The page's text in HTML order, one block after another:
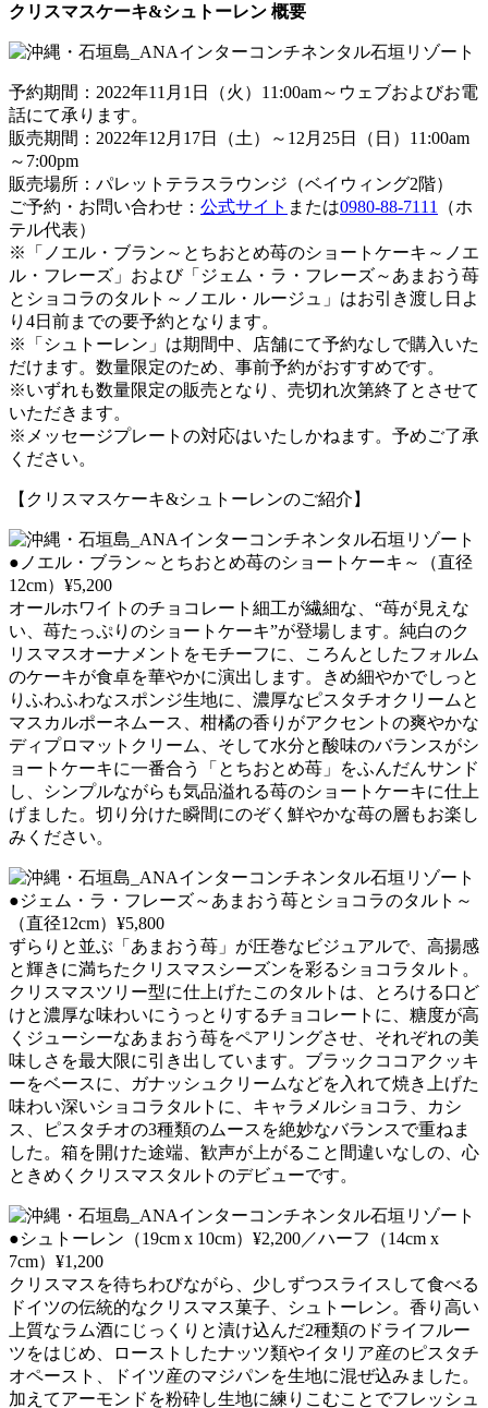
クリスマスケーキ&シュトーレン 概要
予約期間：2022年11月1日（火）11:00am～ウェブおよびお電
話にて承ります。
販売期間：2022年12月17日（土）～12月25日（日）11:00am
～7:00pm
販売場所：パレットテラスラウンジ（ベイウィング2階）
ご予約・お問い合わせ： 公式サイト または0980-88-7111
（ホ
テル代表）
※「ノエル・ブラン～とちおとめ苺のショートケーキ～ノエ
ル・フレーズ」および「ジェム・ラ・フレーズ～あまおう苺
とショコラのタルト～ノエル・ルージュ」はお引き渡し日よ
り4日前までの要予約となります。
※「シュトーレン」は期間中、店舗にて予約なしで購入いた
だけます。数量限定のため、事前予約がおすすめです。
※いずれも数量限定の販売となり、売切れ次第終了とさせて
いただきます。
※メッセージプレートの対応はいたしかねます。予めご了承
ください。
【クリスマスケーキ&シュトーレンのご紹介】
●ノエル・ブラン～とちおとめ苺のショートケーキ～（直径
12cm）¥5,200
オールホワイトのチョコレート細工が繊細な、“苺が見えな
い、苺たっぷりのショートケーキ”が登場します。純白のク
リスマスオーナメントをモチーフに、ころんとしたフォルム
のケーキが食卓を華やかに演出します。きめ細やかでしっと
りふわふわなスポンジ生地に、濃厚なピスタチオクリームと
マスカルポーネムース、柑橘の香りがアクセントの爽やかな
ディプロマットクリーム、そして水分と酸味のバランスがシ
ョートケーキに一番合う「とちおとめ苺」をふんだんサンド
し、シンプルながらも気品溢れる苺のショートケーキに仕上
げました。切り分けた瞬間にのぞく鮮やかな苺の層もお楽し
みください。
●ジェム・ラ・フレーズ～あまおう苺とショコラのタルト～
（直径12cm）¥5,800
ずらりと並ぶ「あまおう苺」が圧巻なビジュアルで、高揚感
と輝きに満ちたクリスマスシーズンを彩るショコラタルト。
クリスマスツリー型に仕上げたこのタルトは、とろける口ど
けと濃厚な味わいにうっとりするチョコレートに、糖度が高
くジューシーなあまおう苺をペアリングさせ、それぞれの美
味しさを最大限に引き出しています。ブラックココアクッキ
ーをベースに、ガナッシュクリームなどを入れて焼き上げた
味わい深いショコラタルトに、キャラメルショコラ、カシ
ス、ピスタチオの3種類のムースを絶妙なバランスで重ねま
した。箱を開けた途端、歓声が上がること間違いなしの、心
ときめくクリスマスタルトのデビューです。
●シュトーレン（19cm x 10cm）¥2,200／ハーフ（14cm x
7cm）¥1,200
クリスマスを待ちわびながら、少しずつスライスして食べる
ドイツの伝統的なクリスマス菓子、シュトーレン。香り高い
上質なラム酒にじっくりと漬け込んだ2種類のドライフルー
ツをはじめ、ローストしたナッツ類やイタリア産のピスタチ
オペースト、ドイツ産のマジパンを生地に混ぜ込みました。
加えてアーモンドを粉砕し生地に練りこむことでフレッシュ